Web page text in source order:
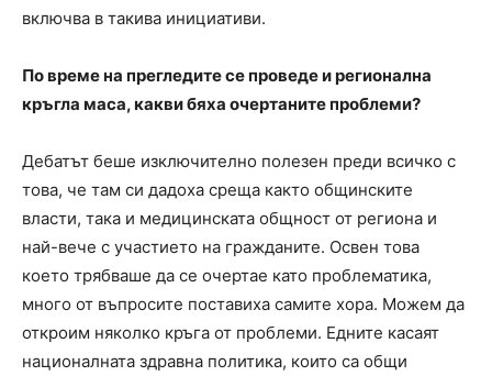
включва в такива инициативи.
По време на прегледите се проведе и регионална
кръгла маса, какви бяха очертаните проблеми?
Дебатът беше изключително полезен преди всичко с
това, че там си дадоха среща както общинските
власти, така и медицинската общност от региона и
най-вече с участието на гражданите. Освен това
което трябваше да се очертае като проблематика,
много от въпросите поставиха самите хора. Можем да
откроим няколко кръга от проблеми. Едните касаят
националната здравна политика, които са общи